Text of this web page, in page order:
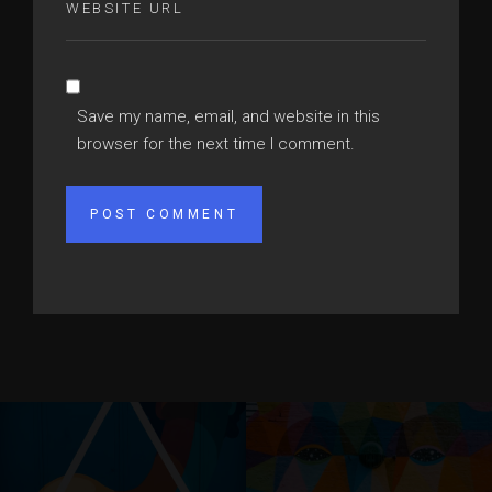
Save my name, email, and website in this
browser for the next time I comment.